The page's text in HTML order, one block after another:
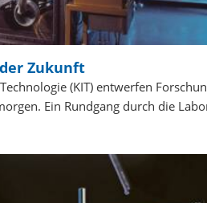
Zukunft
(KIT) entwerfen
Ein Rundgang durch die